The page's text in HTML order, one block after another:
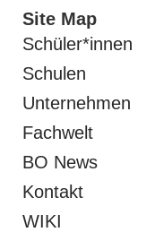
Site Map
Schüler*innen
Schulen
Unternehmen
Fachwelt
BO News
Kontakt
WIKI